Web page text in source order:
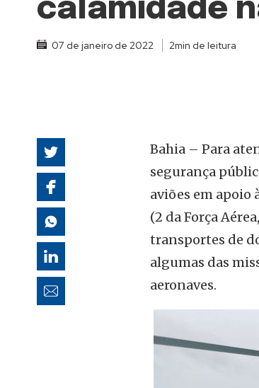
calamidade
07 de janeiro de 2022 2min de leitura
Bahia – Para
segurança
aviões em apoio
(2 da Força
transportes de
algumas das
aeronaves.